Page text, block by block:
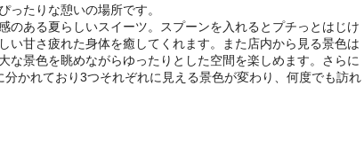
ったりな憩いの場所です。
のある夏らしいスイーツ。スプーンを入れるとプチっとはじけ
い甘さ疲れた身体を癒してくれます。また店内から見る景色は
な景色を眺めながらゆったりとした空間を楽しめます。さらに
かれており3つそれぞれに見える景色が変わり、何度でも訪れ